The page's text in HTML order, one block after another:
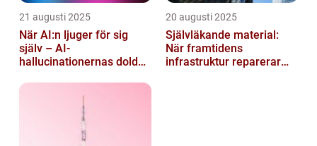
21 augusti 2025
När AI:n ljuger för sig
själv – AI-
hallucinationernas dolda
20 augusti 2025
Självläkande material:
När framtidens
infrastruktur reparerar